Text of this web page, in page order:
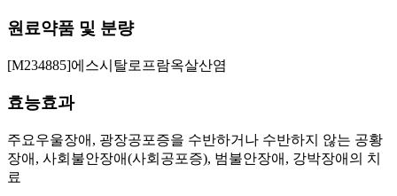
원료약품 및 분량
[M234885]에스시탈로프람옥살산염
효능효과
주요우울장애, 광장공포증을 수반하거나 수반하지 않는 공황
장애, 사회불안장애(사회공포증), 범불안장애, 강박장애의 치
료